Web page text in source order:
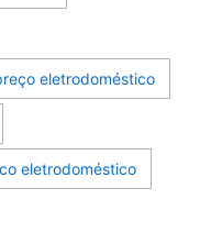
eletrodoméstico
eletrodoméstico